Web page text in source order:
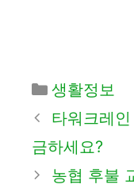
카
테
리
생활정보
타워크레
금하세요?
농협 후불